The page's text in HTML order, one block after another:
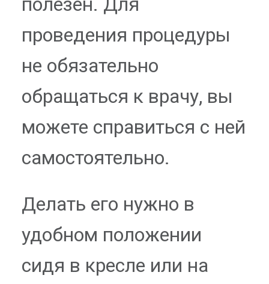
проведения процедуры
не обязательно
обращаться к врачу, вы
можете справиться с ней
самостоятельно.
Делать его нужно в
удобном положении
сидя в кресле или на